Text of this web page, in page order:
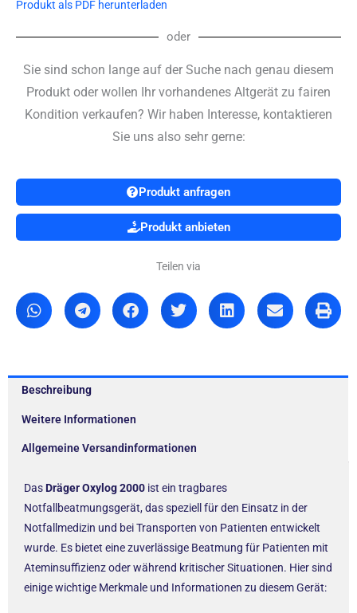
Produkt als PDF herunterladen
oder
Sie sind schon lange auf der Suche nach genau diesem
Produkt oder wollen Ihr vorhandenes Altgerät zu fairen
Kondition verkaufen? Wir haben Interesse, kontaktieren
Sie uns also sehr gerne:
Produkt anfragen
Produkt anbieten
Teilen via
Beschreibung
Weitere Informationen
Allgemeine Versandinformationen
DasDräger Oxylog 2000 ist ein tragbares
Notfallbeatmungsgerät, das speziell für den Einsatz in der
Notfallmedizin und bei Transporten von Patienten entwickelt
wurde. Es bietet eine zuverlässige Beatmung für Patienten mit
Ateminsuffizienz oder während kritischer Situationen. Hier sind
einige wichtige Merkmale und Informationen zu diesem Gerät: